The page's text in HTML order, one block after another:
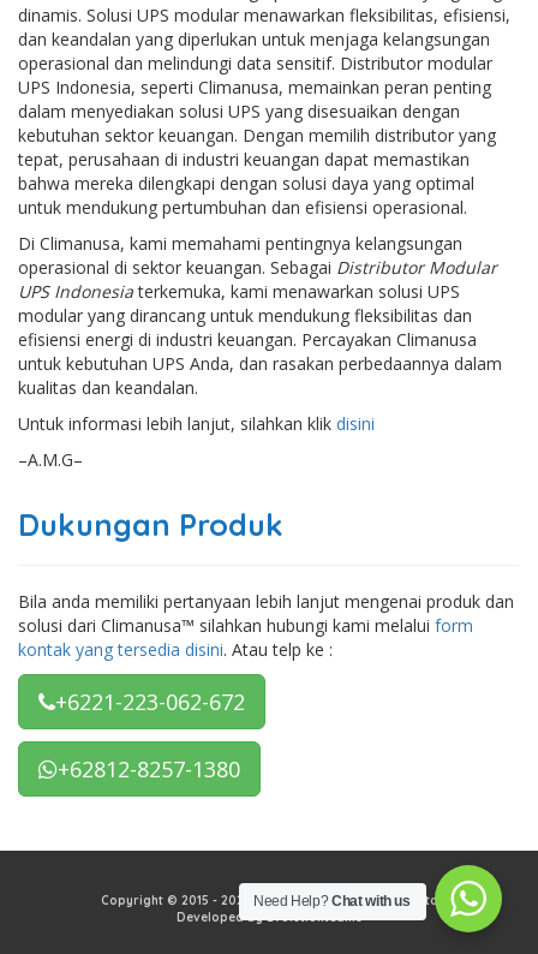
dinamis. Solusi UPS modular menawarkan fleksibilitas, efisiensi,
dan keandalan yang diperlukan untuk menjaga kelangsungan
operasional dan melindungi data sensitif. Distributor modular
UPS Indonesia, seperti Climanusa, memainkan peran penting
dalam menyediakan solusi UPS yang disesuaikan dengan
kebutuhan sektor keuangan. Dengan memilih distributor yang
tepat, perusahaan di industri keuangan dapat memastikan
bahwa mereka dilengkapi dengan solusi daya yang optimal
untuk mendukung pertumbuhan dan efisiensi operasional.
Di Climanusa, kami memahami pentingnya kelangsungan
operasional di sektor keuangan. Sebagai Distributor Modular
UPS Indonesiaterkemuka, kami menawarkan solusi UPS
modular yang dirancang untuk mendukung fleksibilitas dan
efisiensi energi di industri keuangan. Percayakan Climanusa
untuk kebutuhan UPS Anda, dan rasakan perbedaannya dalam
kualitas dan keandalan.
Untuk informasi lebih lanjut, silahkan klik disini
–A.M.G–
Dukungan Produk
Bila anda memiliki pertanyaan lebih lanjut mengenai produk dan
solusi dari Climanusa™ silahkan hubungi kami melalui form
kontak yang tersedia disini. Atau telp ke :
+6221-223-062-672
+62812-8257-1380
Copyright © 2015 - 2026 PT Climanusa Tata Mekadata
Developed by Evolutionteams
Need Help?Chat with us